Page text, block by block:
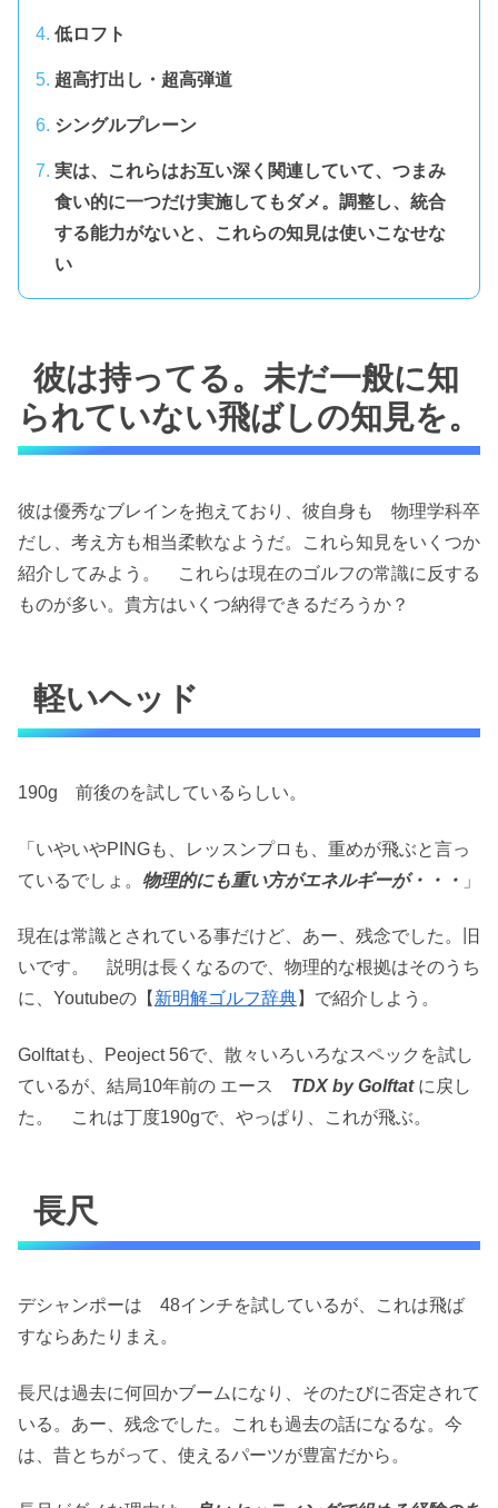
低ロフト
超高打出し・超高弾道
シングルプレーン
実は、これらはお互い深く関連していて、つまみ
食い的に一つだけ実施してもダメ。調整し、統合
する能力がないと、これらの知見は使いこなせな
い
彼は持ってる。未だ一般に知
られていない飛ばしの知見を。
彼は優秀なブレインを抱えており、彼自身も 物理学科卒
だし、考え方も相当柔軟なようだ。これら知見をいくつか
紹介してみよう。 これらは現在のゴルフの常識に反する
ものが多い。貴方はいくつ納得できるだろうか？
軽いヘッド
190g 前後のを試しているらしい。
「いやいやPINGも、レッスンプロも、重めが飛ぶと言っ
ているでしょ。 物理的にも重い方がエネルギーが・・・ 」
現在は常識とされている事だけど、あー、残念でした。旧
いです。 説明は長くなるので、物理的な根拠はそのうち
に、Youtubeの【 新明解ゴルフ辞典】で紹介しよう。
Golftatも、Peoject 56で、散々いろいろなスペックを試し
ているが、結局10年前の エース TDX by Golftat に戻し
た。 これは丁度190gで、やっぱり、これが飛ぶ。
長尺
デシャンポーは 48インチを試しているが、これは飛ば
すならあたりまえ。
長尺は過去に何回かブームになり、そのたびに否定されて
いる。あー、残念でした。これも過去の話になるな。今
は、昔とちがって、使えるパーツが豊富だから。